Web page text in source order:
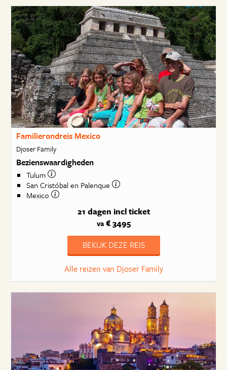
Familierondreis Mexico
Djoser Family
Bezienswaardigheden
Tulum
San Cristóbal en Palenque
Mexico
21 dagen incl ticket
va€ 3495
BEKIJK DEZE REIS
Alle reizen van Djoser Family